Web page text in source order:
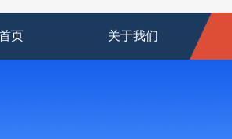
页 关于我们